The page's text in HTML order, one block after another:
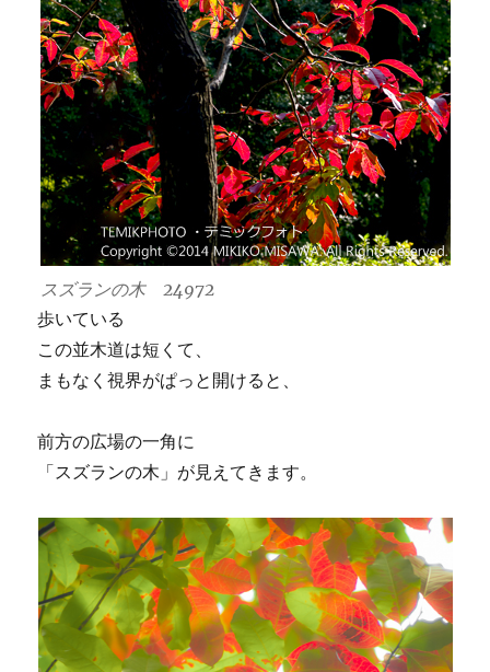
スズランの木 24972
歩いている
この並木道は短くて、
まもなく視界がぱっと開けると、
前方の広場の一角に
「スズランの木」が見えてきます。